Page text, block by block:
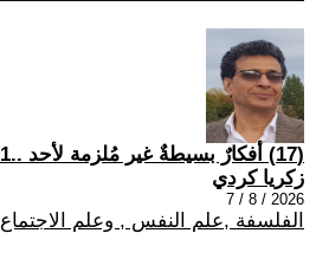
(17) أفكارٌ بسيطةٌ غير مُلزمة لأحد ..101
زكريا كردي
2026 / 8 / 7
الفلسفة ,علم النفس , وعلم الاجتماع